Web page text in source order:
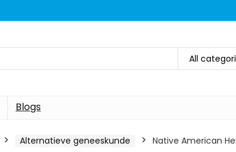
All
Blogs
Alternatieve geneeskunde
Native American